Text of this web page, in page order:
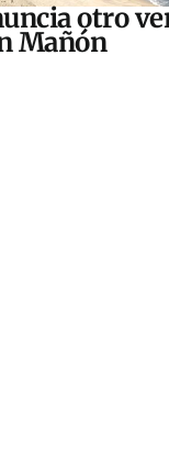
otro
Mañón